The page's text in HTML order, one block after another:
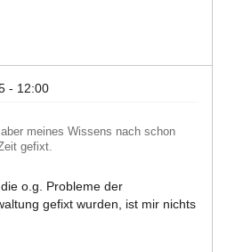
- 12:00
aber meines Wissens nach schon
gefixt.
o.g. Probleme der
gefixt wurden, ist mir nichts